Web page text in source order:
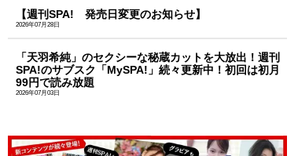
【週刊SPA! 発売日変更のお知らせ】
2026年07月28日
「天羽希純」のセクシーな秘蔵カットを大放出！週刊
SPA!のサブスク「MySPA!」続々更新中！初回は初月
99円で読み放題
2026年07月03日